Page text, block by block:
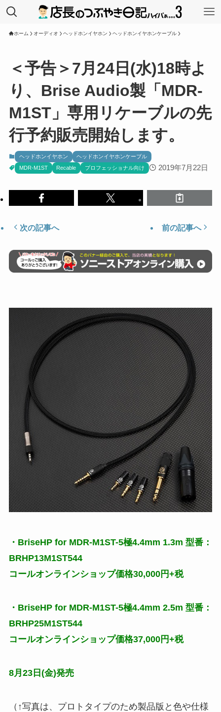
ホーム オーディオ ヘッドホンイヤホン ヘッドホンイヤホンケーブル
＜予告＞7月24日(水)18時よ
り、Brise Audio製「MDR-
M1ST」専用リケーブルの先
行予約販売開始します。
ヘッドホンイヤホン
ヘッドホンイヤホンケーブル
MDR-M1ST
Recable プロフェッショナル向け 2019年7月22日
次の記事へ 前の記事へ
・BriseHP for MDR-M1ST-5極4.4mm 1.3m 型番：
BRHP13M1ST544
コールオンラインショップ価格30,000円+税
・BriseHP for MDR-M1ST-5極4.4mm 2.5m 型番：
BRHP25M1ST544
コールオンラインショップ価格37,000円+税
8月23日(金)発売
（↑写真は、プロトタイプのため製品版と色や仕様